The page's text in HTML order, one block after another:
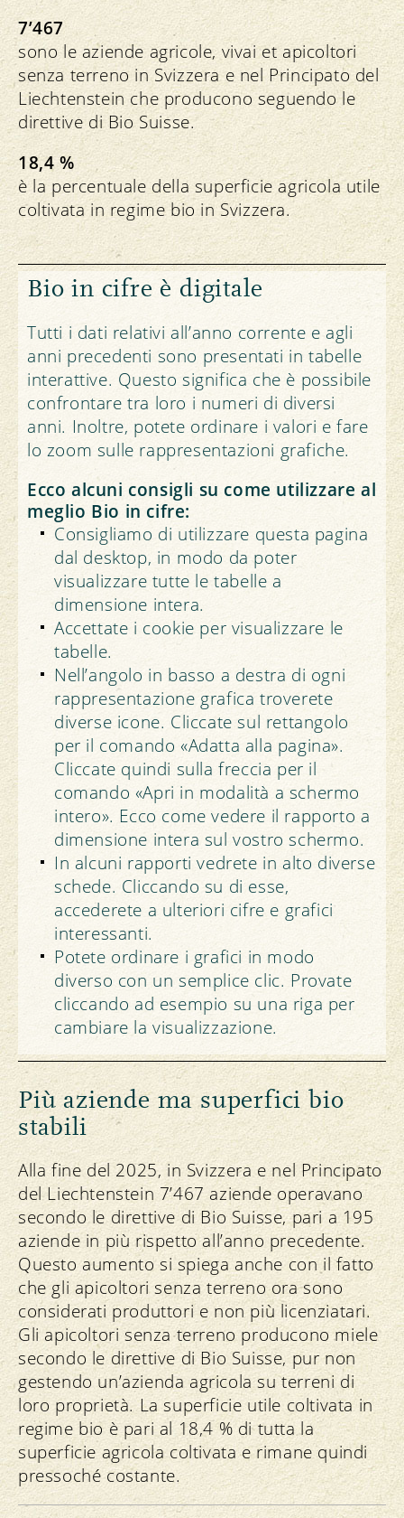
7’467
sono le aziende agricole, vivai et apicoltori
senza terreno in Svizzera e nel Principato del
Liechtenstein che producono seguendo le
direttive di Bio Suisse.
18,4 %
è la percentuale della superficie agricola utile
coltivata in regime bio in Svizzera.
Bio in cifre è digitale
Tutti i dati relativi all’anno corrente e agli
anni precedenti sono presentati in tabelle
interattive. Questo significa che è possibile
confrontare tra loro i numeri di diversi
anni. Inoltre, potete ordinare i valori e fare
lo zoom sulle rappresentazioni grafiche.
Ecco alcuni consigli su come utilizzare al
meglio Bio in cifre:
Consigliamo di utilizzare questa pagina
dal desktop, in modo da poter
visualizzare tutte le tabelle a
dimensione intera.
Accettate i cookie per visualizzare le
tabelle.
Nell’angolo in basso a destra di ogni
rappresentazione grafica troverete
diverse icone. Cliccate sul rettangolo
per il comando «Adatta alla pagina».
Cliccate quindi sulla freccia per il
comando «Apri in modalità a schermo
intero». Ecco come vedere il rapporto a
dimensione intera sul vostro schermo.
In alcuni rapporti vedrete in alto diverse
schede. Cliccando su di esse,
accederete a ulteriori cifre e grafici
interessanti.
Potete ordinare i grafici in modo
diverso con un semplice clic. Provate
cliccando ad esempio su una riga per
cambiare la visualizzazione.
Più aziende ma superfici bio
stabili
Alla fine del 2025, in Svizzera e nel Principato
del Liechtenstein 7’467 aziende operavano
secondo le direttive di Bio Suisse, pari a 195
aziende in più rispetto all’anno precedente.
Questo aumento si spiega anche con il fatto
che gli apicoltori senza terreno ora sono
considerati produttori e non più licenziatari.
Gli apicoltori senza terreno producono miele
secondo le direttive di Bio Suisse, pur non
gestendo un’azienda agricola su terreni di
loro proprietà. La superficie utile coltivata in
regime bio è pari al 18,4 % di tutta la
superficie agricola coltivata e rimane quindi
pressoché costante.